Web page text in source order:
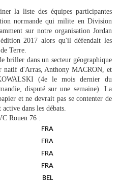
la liste des équipes participantes
normande qui milite en Division
sur notre organisation Jordan
2017 alors qu'il défendait les
Terre.
briller dans un secteur géographique
natif d'Arras, Anthony MACRON, et
(4e le mois dernier du
disputé sur une semaine). La
et ne devrait pas se contenter de
dans les débats.
Rouen 76 :
FRA
FRA
FRA
FRA
BEL